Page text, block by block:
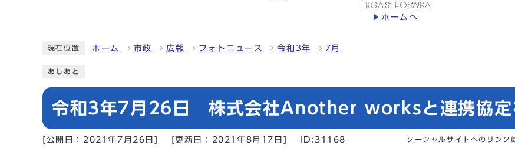
ホームへ
現在位置 ホーム 市政 広報 フォトニュース 令和3年 7月
あしあと
令和3年7月26日 株式会社Another worksと連携協定
[公開日：2021年7月26日] [更新日：2021年8月17日] ID:31168 ソーシャルサイトへのリンク